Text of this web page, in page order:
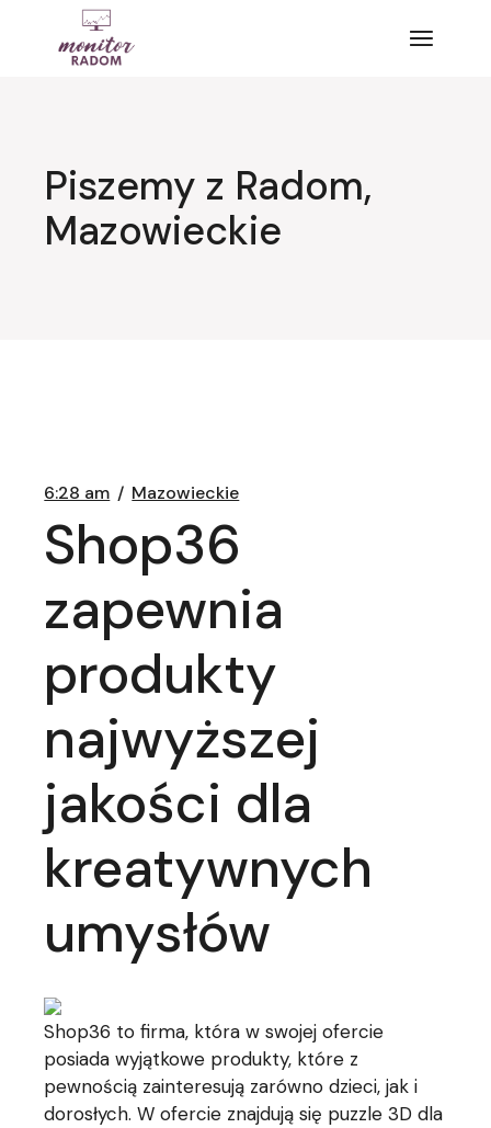
Piszemy z Radom,
Mazowieckie
6:28 am Mazowieckie
Shop36
zapewnia
produkty
najwyższej
jakości dla
kreatywnych
umysłów
Shop36 to firma, która w swojej ofercie
posiada wyjątkowe produkty, które z
pewnością zainteresują zarówno dzieci, jak i
dorosłych. W ofercie znajdują się puzzle 3D dla